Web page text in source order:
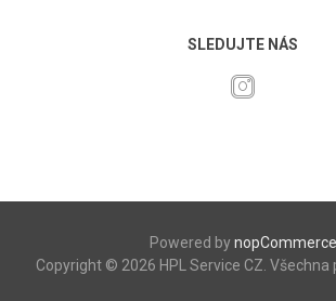
SLEDUJTE NÁS
Powered bynopCommerce
Copyright © 2026 HPL Service CZ. Všechna